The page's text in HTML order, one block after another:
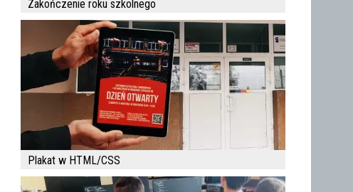
Zakończenie roku szkolnego
Plakat w HTML/CSS